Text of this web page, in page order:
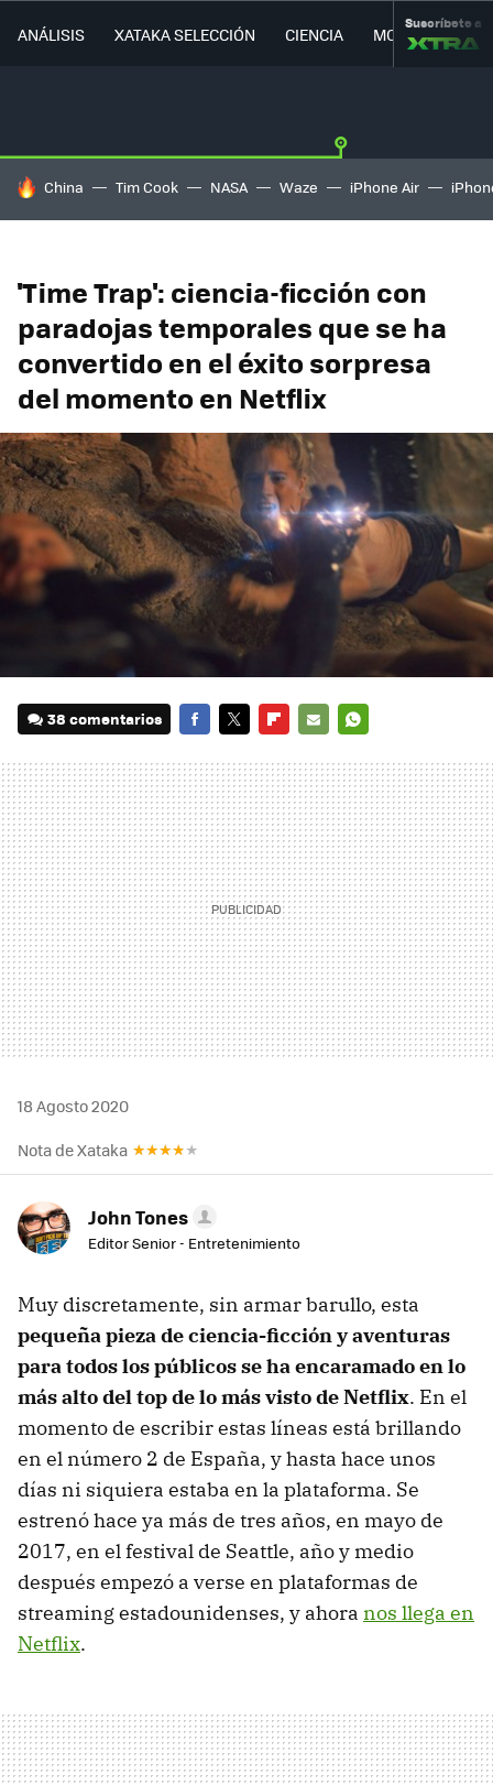
ANÁLISIS XATAKA SELECCIÓN CIENCIA MOVILIDAD
Suscríbete a
HOY SE HABLA DE
China Tim Cook NASA Waze iPhone Air
'Time Trap': ciencia-ficción con
paradojas temporales que se ha
convertido en el éxito sorpresa
del momento en Netflix
38 comentarios
MAIL
18 Agosto 2020
Nota de Xataka
John Tones
Editor Senior - Entretenimiento
Muy discretamente, sin armar barullo, esta
pequeña pieza de ciencia-ficción y aventuras
para todos los públicos se ha encaramado en lo
más alto del top de lo más visto de Netflix. En el
momento de escribir estas líneas está brillando
en el número 2 de España, y hasta hace unos
días ni siquiera estaba en la plataforma. Se
estrenó hace ya más de tres años, en mayo de
2017, en el festival de Seattle, año y medio
después empezó a verse en plataformas de
streaming estadounidenses, y ahora nos llega en
Netflix.